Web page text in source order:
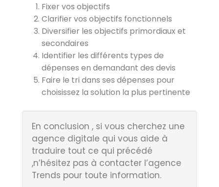
Fixer vos objectifs
Clarifier vos objectifs fonctionnels
Diversifier les objectifs primordiaux et
secondaires
Identifier les différents types de
dépenses en demandant des devis
Faire le tri dans ses dépenses pour
choisissez la solution la plus pertinente
En conclusion , si vous cherchez une
agence digitale qui vous aide à
traduire tout ce qui précédé
,n’hésitez pas à contacter l’agence
Trends pour toute information.